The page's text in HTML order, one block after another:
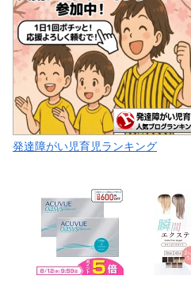
発達障がい児育児ランキング